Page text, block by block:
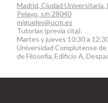
Madrid, Ciudad Universitaria,
Pelayo, s/n 28040
miguelev@ucm.es
Tutorías (previa cita):
Martes y jueves 10:30 a
Universidad Complutense de
de Filosofía, Edificio A,